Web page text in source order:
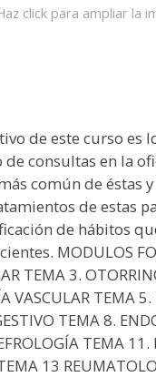
click para ampliar la
de este curso
consultas en la
común de éstas
de estas
de hábitos
MODULOS
TEMA 3.
VASCULAR TEMA
TEMA 8.
TEMA
13